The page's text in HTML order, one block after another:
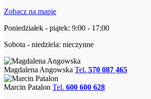
Zobacz na mapie
Poniedziałek - piątek: 9:00 - 17:00
Sobota - niedziela: nieczynne
Magdalena Angowska Tel. 570 087 465
Marcin Patalon Tel. 600 600 628